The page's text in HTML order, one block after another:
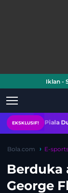
Iklan -
EKSKLUSIF!
Piala Dunia 2026
Bola.com E-
Berduka
George